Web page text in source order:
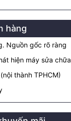
hàng
Nguồn gốc rõ ràng
hiện máy sửa chữa
thành TPHCM)